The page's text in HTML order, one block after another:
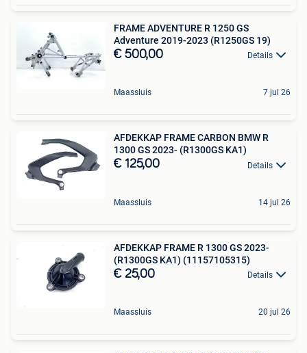
FRAME ADVENTURE R 1250 GS
Adventure 2019-2023 (R1250GS 19)
€ 500,00 Details
Maassluis 7 jul 26
AFDEKKAP FRAME CARBON BMW R
1300 GS 2023- (R1300GS KA1)
€ 125,00 Details
Maassluis 14 jul 26
AFDEKKAP FRAME R 1300 GS 2023-
(R1300GS KA1) (11157105315)
€ 25,00 Details
Maassluis 20 jul 26